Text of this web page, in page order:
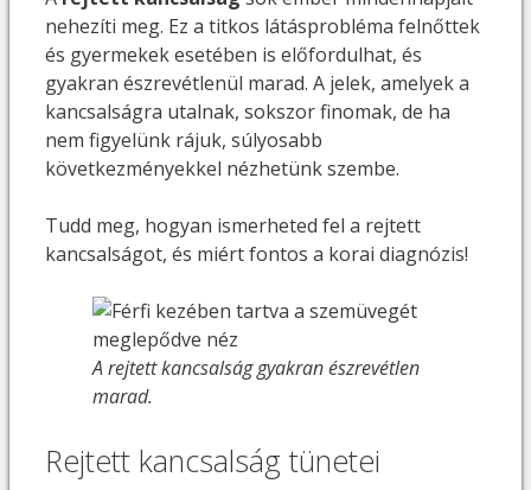
nehezíti meg. Ez a titkos látásprobléma felnőttek
és gyermekek esetében is előfordulhat, és
gyakran észrevétlenül marad. A jelek, amelyek a
kancsalságra utalnak, sokszor finomak, de ha
nem figyelünk rájuk, súlyosabb
következményekkel nézhetünk szembe.
Tudd meg, hogyan ismerheted fel a rejtett
kancsalságot, és miért fontos a korai diagnózis!
A rejtett kancsalság gyakran észrevétlen
marad.
Rejtett kancsalság tünetei